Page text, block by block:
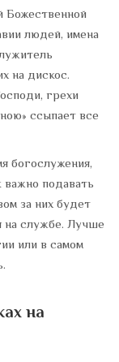
Божественной
людей, имена
на дискос.
грехи
ссыпает все
богослужения,
важно подавать
за них будет
на службе. Лучше
или в самом
на